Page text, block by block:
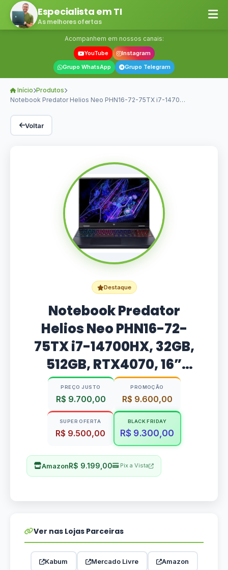
Especialista em TI
As melhores ofertas
Acompanhem em nossos canais:
YouTube
Instagram
Grupo WhatsApp
Grupo Telegram
Início Produtos
Notebook Predator Helios Neo PHN16-72-75TX i7-1470…
Voltar
Destaque
Notebook Predator
Helios Neo PHN16-72-
75TX i7-14700HX, 32GB,
512GB, RTX4070, 16”
WQXGA 240Hz – Win11
PREÇO JUSTO
R$ 9.700,00
PROMOÇÃO
R$ 9.600,00
SUPER OFERTA
R$ 9.500,00
BLACK FRIDAY
R$ 9.300,00
AmazonR$ 9.199,00 Pix a Vista
Ver nas Lojas Parceiras
Kabum Mercado Livre Amazon